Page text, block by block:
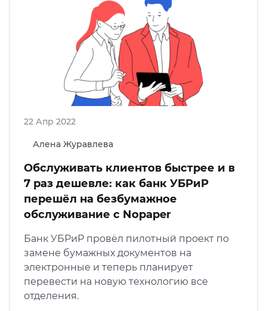
Алена Журавлева
22 Апр 2022
Обслуживать клиентов быстрее и в
7 раз дешевле: как банк УБРиР
перешёл на безбумажное
обслуживание с Nopaper
Банк УБРиР провёл пилотный проект по
замене бумажных документов на
электронные и теперь планирует
перевести на новую технологию все
отделения.